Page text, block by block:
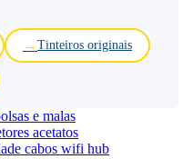
Tinteiros originais
e malas
acetatos
cabos wifi hub